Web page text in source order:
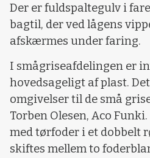
Der er fuldspaltegulv i
bagtil, der ved lågens
afskærmes under faring.
I smågriseafdelingen er
hovedsageligt af plast.
omgivelser til de små
Torben Olesen, Aco
med tørfoder i et dobbelt
skiftes mellem to